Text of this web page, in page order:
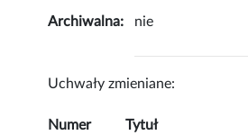
Archiwalna: nie
Uchwały zmieniane:
Numer Tytuł